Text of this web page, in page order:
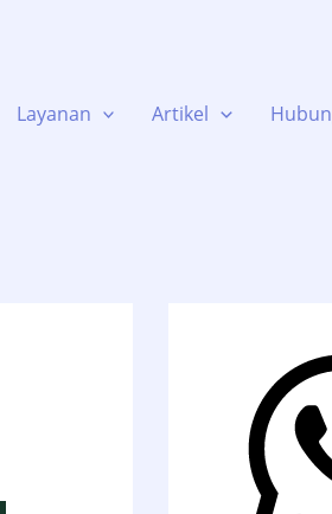
Layanan Artikel